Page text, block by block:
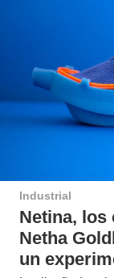
Industrial
Netina, los
Netha
un